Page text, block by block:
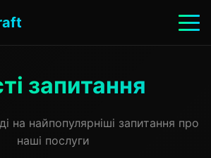
запитання
на найпопулярніші запитання про
наші послуги